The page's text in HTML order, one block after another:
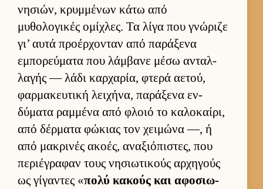
νησιών, κρυμ­μένων κάτω από
μυθολογικές ομίχλες. Τα λίγα που γνώριζε
γι’ αυτά προέρ­χονταν από παράξενα
εμπορεύ­ματα που λάμ­βανε μέσω ανταλ­
λαγής — λάδι καρ­χαρία, φτερά αετού,
φαρ­μακευ­τική λει­χήνα, παράξενα εν­
δύματα ραμ­μένα από φλοιό το καλοκαί­ρι,
από δέρ­ματα φώκιας τον χει­μώνα —, ή
από μακρινές ακοές, αναξιόπιστες, που
περιέγραφαν τους νησιω­τικούς αρ­χηγούς
ως γίγαντες «πολύ κακούς και αφοσιω­